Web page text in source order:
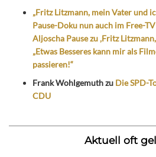
„Fritz Litzmann, mein Vater und
Pause-Doku nun auch im Free-
Aljoscha Pause zu ‚Fritz
„Etwas Besseres kann mir als
passieren!“
Frank Wohlgemuthzu Die SPD-
CDU
Aktuell oft